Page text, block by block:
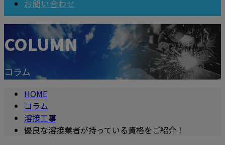
お問い合わせ
COLUMN
コラム
HOME
コラム
溶接工事
優良な溶接業者が持っている資格をご紹介！